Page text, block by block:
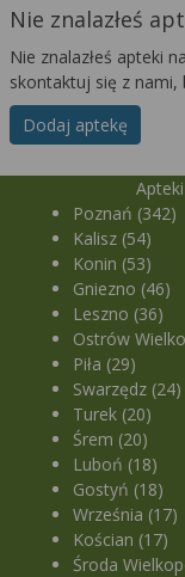
Nie znalazłeś
Nie znalazłeś apteki
skontaktuj się z nami,
Dodaj aptekę
Poznań (342)
Kalisz (54)
Konin (53)
Gniezno (46)
Leszno (36)
Ostrów
Piła (29)
Swarzędz (24)
Turek (20)
Śrem (20)
Luboń (18)
Gostyń (18)
Września (17)
Kościan (17)
Środa